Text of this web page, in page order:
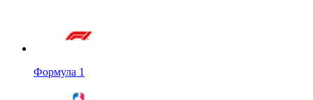
Формула 1